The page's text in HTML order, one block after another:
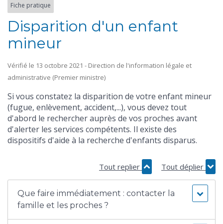
Fiche pratique
Disparition d'un enfant
mineur
Vérifié le 13 octobre 2021 - Direction de l'information légale et
administrative (Premier ministre)
Si vous constatez la disparition de votre enfant mineur
(fugue, enlèvement, accident,...), vous devez tout
d'abord le rechercher auprès de vos proches avant
d'alerter les services compétents. Il existe des
dispositifs d'aide à la recherche d'enfants disparus.
Tout replier Tout déplier
Que faire immédiatement : contacter la
famille et les proches ?